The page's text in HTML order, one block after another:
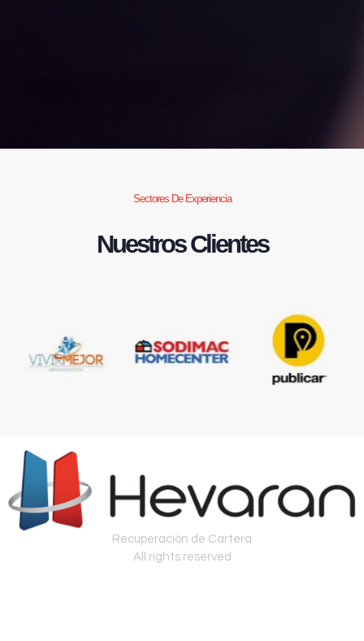
Sectores De Experiencia
Nuestros Clientes
Recuperación de Cartera
All rights reserved